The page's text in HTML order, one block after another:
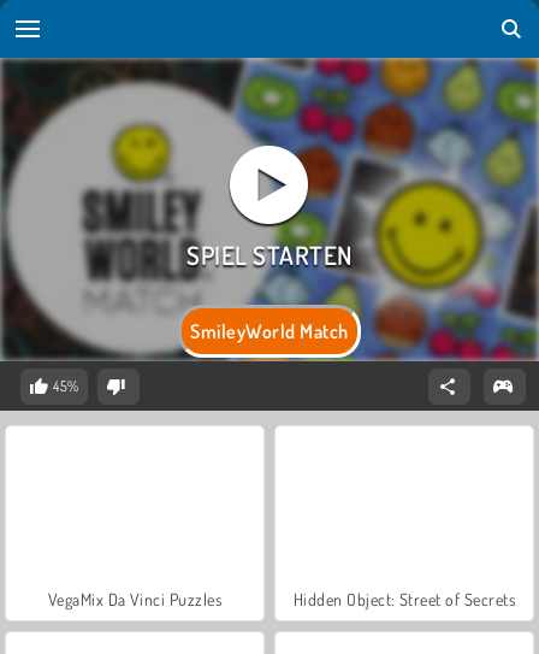
SmileyWorld Match
45%
VegaMix Da Vinci Puzzles Hidden Object: Street of Secrets